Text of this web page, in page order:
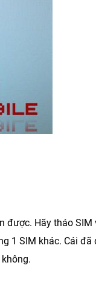
được. Hãy tháo SIM
1 SIM khác. Cái đã